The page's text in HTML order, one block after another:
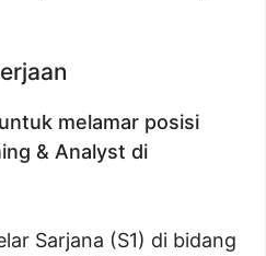
melamar posisi
& Analyst di
Sarjana (S1) di bidang